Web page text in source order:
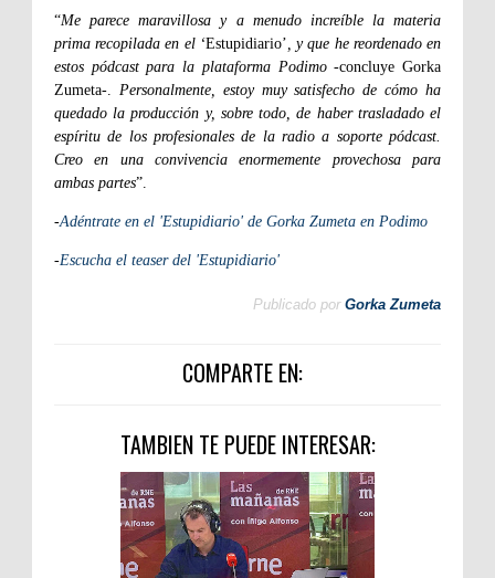
“Me parece maravillosa y a menudo increíble la materia
prima recopilada en el ‘Estupidiario’, y que he reordenado en
estos pódcast para la plataforma Podimo-concluye Gorka
Zumeta-. Personalmente, estoy muy satisfecho de cómo ha
quedado la producción y, sobre todo, de haber trasladado el
espíritu de los profesionales de la radio a soporte pódcast.
Creo en una convivencia enormemente provechosa para
ambas partes”.
-Adéntrate en el 'Estupidiario' de Gorka Zumeta en Podimo
-Escucha el teaser del 'Estupidiario'
Publicado por Gorka Zumeta
COMPARTE EN:
TAMBIEN TE PUEDE INTERESAR: